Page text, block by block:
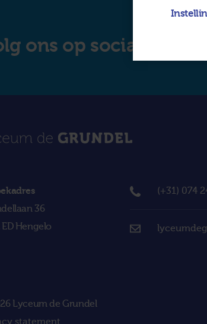
ons op social media
36
ED Hengelo
(+31) 074
Lyceum de Grundel
statement